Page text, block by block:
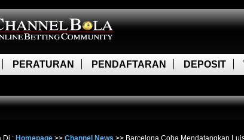
PERATURAN PENDAFTARAN DEPOSIT
Di : Homepage >> Channel News >> Barcelona Coba Mendatangkan